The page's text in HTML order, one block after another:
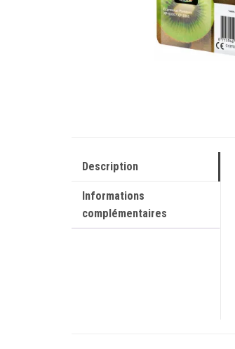
Description
Informations
complémentaires